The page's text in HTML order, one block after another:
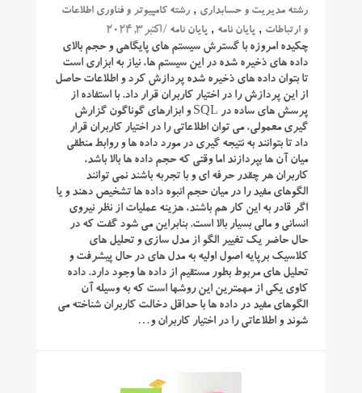
رشته مدیریت و حسابداری ,رشته کامپیوتر و فناوری اطلاعات
و ارتباطات , پایان نامه , پایان نامه / اکتبر 3, 2024
چکیده امروزه با گسترش سیستم های پایگاهی و حجم بالای
داده های ذخیره شده در این سیستم ها، نیاز به ابزاری است
تا بتوان داده های ذخیره شده پردازش کرد و اطلاعات حاصل
از این پردازش را در اختیار کاربران قرار داد. با استفاده از
پرسش های ساده در SQL و ابزارهای گوناگون گزارش
گیری معمولی، می توان اطلاعاتی را در اختیار کاربران قرار
داد تا بتوانند به نتیجه گیری در مورد داده ها و روابط منطقی
میان آن ها بپردازند اما وقتی که حجم داده ها بالا باشد،
کاربران هر چقدر حرفه ای و با تجربه باشند نمی توانند
الگوهای مفید را در میان حجم انبوه داده ها تشخیص دهند و یا
اگر قادر به این کار هم باشند، هزینه عملیات از نظر نیروی
انسانی و مالی بسیار بالا است. بنابراین می شود گفت که در
حال حاضر یک تغییر الگو از مدل سازی و تحلیل های
کلاسیک برپایه اصول اولیه به مدل های در حال پیشرفت و
تحلیل های مربوط بطور مستقیم از داده ها وجود دارد. داده
کاوی یکی از مهمترین این روشها است که به وسیله آن
الگوهای مفید در داده ها با حداقل دخالت کاربران شناخته می
شوند و اطلاعاتی را در اختیار کاربران و…